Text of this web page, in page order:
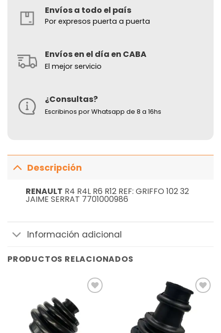
Envíos a todo el país
Por expresos puerta a puerta
Envíos en el día en CABA
El mejor servicio
¿Consultas?
Escribinos por Whatsapp de 8 a 16hs
Descripción
RENAULT R4 R4L R6 R12 REF: GRIFFO 102 32
JAIME SERRAT 7701000986
Información adicional
PRODUCTOS RELACIONADOS
Añadir
lista de